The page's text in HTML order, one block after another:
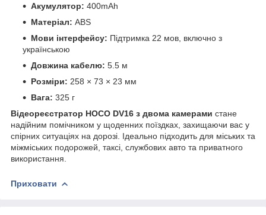
Акумулятор: 400mAh
Матеріал: ABS
Мови інтерфейсу: Підтримка 22 мов, включно з
українською
Довжина кабелю: 5.5 м
Розміри: 258 × 73 × 23 мм
Вага: 325 г
Відеореєстратор HOCO DV16 з двома камерами стане
надійним помічником у щоденних поїздках, захищаючи вас у
спірних ситуаціях на дорозі. Ідеально підходить для міських та
міжміських подорожей, таксі, службових авто та приватного
використання.
Приховати